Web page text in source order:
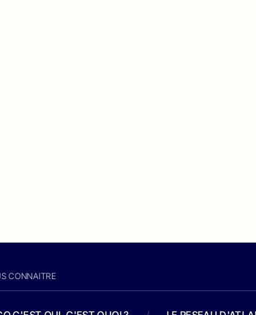
CONNAITRE